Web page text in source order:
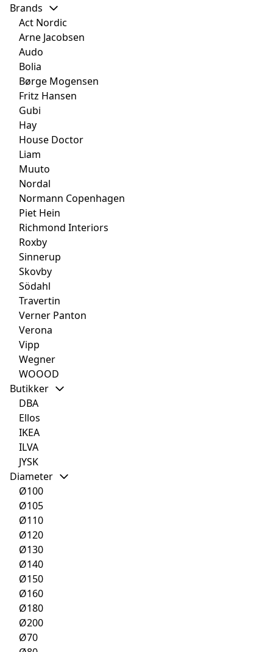
Brands
Act Nordic
Arne Jacobsen
Audo
Bolia
Børge Mogensen
Fritz Hansen
Gubi
Hay
House Doctor
Liam
Muuto
Nordal
Normann Copenhagen
Piet Hein
Richmond Interiors
Roxby
Sinnerup
Skovby
Södahl
Travertin
Verner Panton
Verona
Vipp
Wegner
WOOOD
Butikker
DBA
Ellos
IKEA
ILVA
JYSK
Diameter
Ø100
Ø105
Ø110
Ø120
Ø130
Ø140
Ø150
Ø160
Ø180
Ø200
Ø70